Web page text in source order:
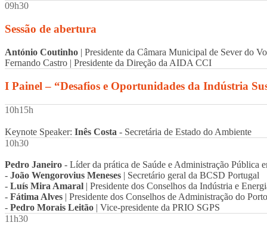
09h30
Sessão de abertura
António Coutinho | Presidente da Câmara Municipal de Sever do
Fernando Castro | Presidente da Direção da AIDA CCI
I Painel – “Desafios e Oportunidades da Indústria
10h15h
Keynote Speaker: Inês Costa - Secretária de Estado do Ambiente
10h30
Pedro Janeiro - Líder da prática de Saúde e Administração Pública
- João Wengorovius Meneses | Secretário geral da BCSD Portugal
- Luís Mira Amaral | Presidente dos Conselhos da Indústria e
- Fátima Alves | Presidente dos Conselhos de Administração do
- Pedro Morais Leitão | Vice-presidente da PRIO SGPS
11h30